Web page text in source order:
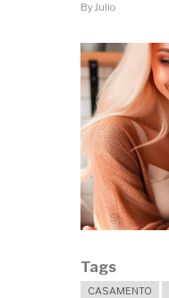
ByJulio
Tags
CASAMENTO